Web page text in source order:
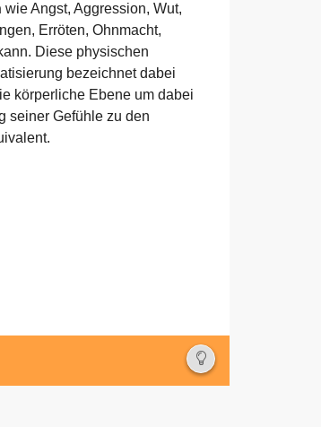
wie Angst, Aggression, Wut,
Erröten, Ohnmacht,
Diese physischen
bezeichnet dabei
körperliche Ebene um dabei
seiner Gefühle zu den